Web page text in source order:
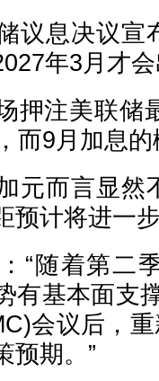
议息决议宣
年3月才
押注美联储
而9月加息
元而言显然
预计将进一步
“随着第二
有基本面支
会议后，
预期。”